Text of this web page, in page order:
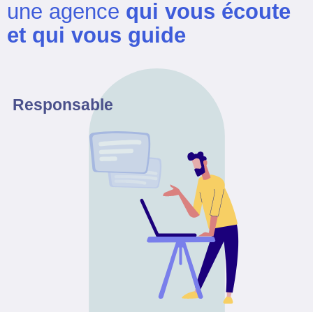
une agence qui vous écoute
et qui vous guide
Responsable